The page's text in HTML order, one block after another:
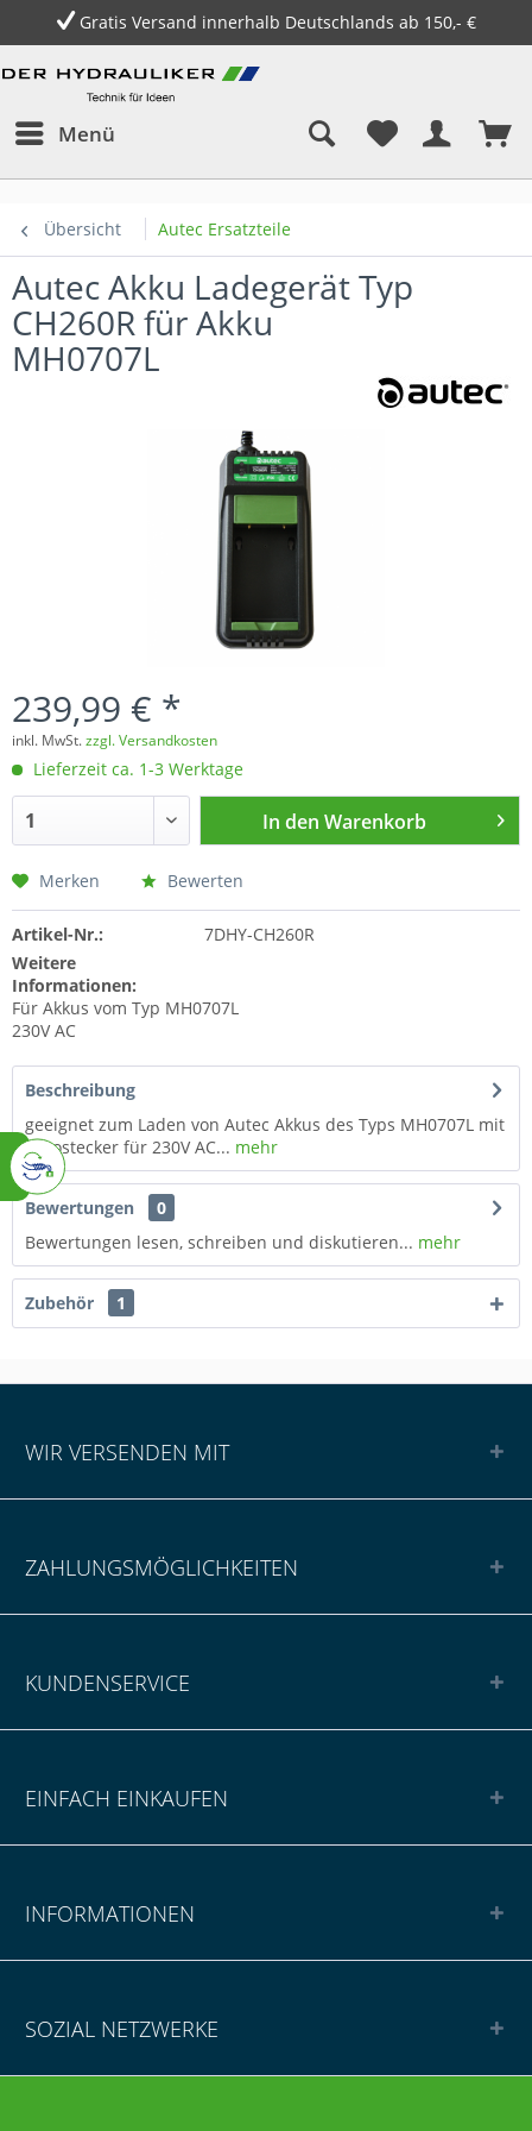
Gratis Versand innerhalb Deutschlands ab 150,- €
Menü
Übersicht Autec Ersatzteile
Autec Akku Ladegerät Typ
CH260R für Akku
MH0707L
239,99 € *
inkl. MwSt.zzgl. Versandkosten
Lieferzeit ca. 1-3 Werktage
In den Warenkorb
Merken Bewerten
Artikel-Nr.:
7DHY-CH260R
Weitere
Informationen:
Für Akkus vom Typ MH0707L
230V AC
Beschreibung
geeignet zum Laden von Autec Akkus des Typs MH0707L mit
Eurostecker für 230V AC... mehr
Bewertungen
0
Bewertungen lesen, schreiben und diskutieren... mehr
Zubehör 1
WIR VERSENDEN MIT
ZAHLUNGSMÖGLICHKEITEN
KUNDENSERVICE
EINFACH EINKAUFEN
INFORMATIONEN
SOZIAL NETZWERKE